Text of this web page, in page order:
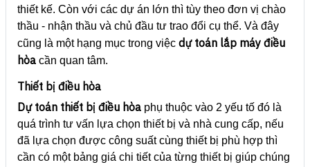
thiết kế. Còn với các dự án lớn thì tùy theo đơn vị chào
thầu - nhận thầu và chủ đầu tư trao đổi cụ thể. Và đây
cũng là một hạng mục trong việc dự toán lắp máy điều
hòa cần quan tâm.
Thiết bị điều hòa
Dự toán thiết bị điều hòa phụ thuộc vào 2 yếu tố đó là
quá trình tư vấn lựa chọn thiết bị và nhà cung cấp, nếu
đã lựa chọn được công suất cùng thiết bị phù hợp thì
cần có một bảng giá chi tiết của từng thiết bị giúp chúng